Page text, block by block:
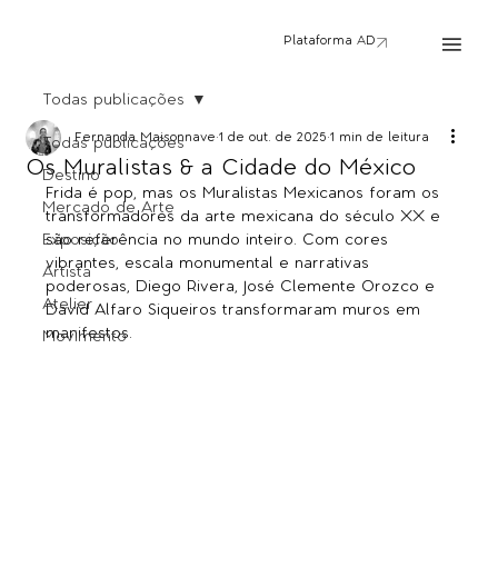
Plataforma AD
Todas publicações
Destino
Mercado de Arte
Exposição
Artista
Atelier
Movimento
Todas publicações
Os Muralistas & a Cidade do México
Fernanda Maisonnave 1 de out. de 2025 1 min de leitura
Frida é pop, mas os Muralistas Mexicanos foram os
transformadores da arte mexicana do século XX e
são referência no mundo inteiro. Com cores
vibrantes, escala monumental e narrativas
poderosas, Diego Rivera, José Clemente Orozco e
David Alfaro Siqueiros transformaram muros em
manifestos.